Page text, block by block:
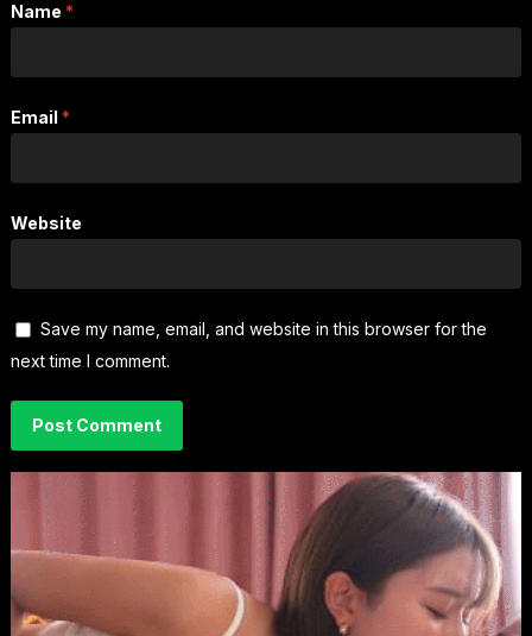
Name *
Email *
Website
Save my name, email, and website in this browser for the
next time I comment.